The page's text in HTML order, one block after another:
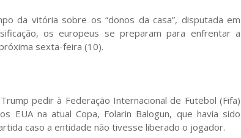
da vitória sobre os “donos da casa”, disputada em
os europeus se preparam para enfrentar a
sexta-feira (10).
pedir à Federação Internacional de Futebol (Fifa)
EUA na atual Copa, Folarin Balogun, que havia sido
caso a entidade não tivesse liberado o jogador.